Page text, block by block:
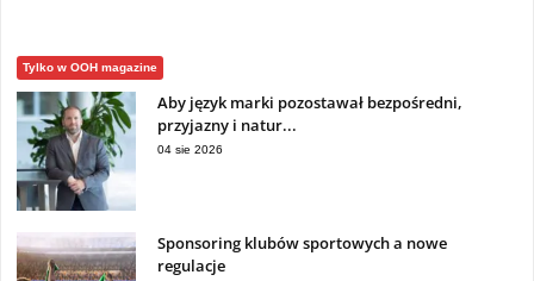
Tylko w OOH magazine
Aby język marki pozostawał bezpośredni,
przyjazny i natur...
04 sie 2026
Sponsoring klubów sportowych a nowe
regulacje